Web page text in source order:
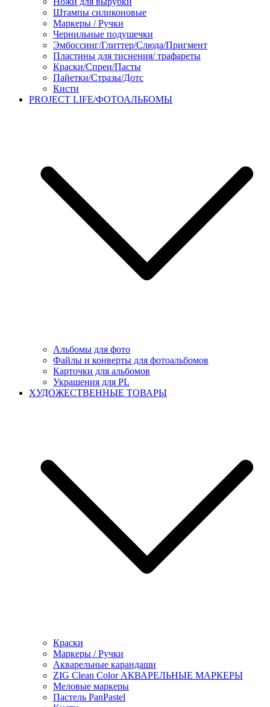
Штампы силиконовые
Маркеры / Ручки
Чернильные подушечки
Эмбоссинг/Глиттер/Слюда/Пригмент
Пластины для тиснения/ трафареты
Краски/Спреи/Пасты
Пайетки/Стразы/Дотс
Кисти
PROJECT LIFE/ФОТОАЛЬБОМЫ
Альбомы для фото
Файлы и конверты для фотоальбомов
Карточки для альбомов
Украшения для PL
ХУДОЖЕСТВЕННЫЕ ТОВАРЫ
Краски
Маркеры / Ручки
Акварельные карандаши
ZIG Clean Color АКВАРЕЛЬНЫЕ МАРКЕРЫ
Меловые маркеры
Пастель PanPastel